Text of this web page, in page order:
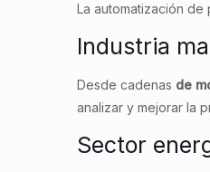
La automatización
Industria
Desde cadenas de
analizar y mejorar la
Sector